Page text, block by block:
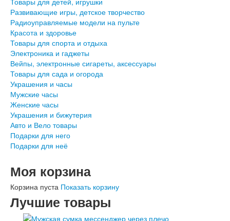
Электроника и гаджеты
Вейпы, электронные сигареты, аксессуары
Товары для сада и огорода
Украшения и часы
Мужские часы
Женские часы
Украшения и бижутерия
Авто и Вело товары
Подарки для него
Подарки для неё
Развивающие игры, детское творчество
Радиоуправляемые модели на пульте
Красота и здоровье
Товары для спорта и отдыха
Электроника и гаджеты
Вейпы, электронные сигареты, аксессуары
Товары для сада и огорода
Украшения и часы
Мужские часы
Женские часы
Украшения и бижутерия
Авто и Вело товары
Подарки для него
Подарки для неё
Моя корзина
Корзина пуста Показать корзину
Лучшие товары